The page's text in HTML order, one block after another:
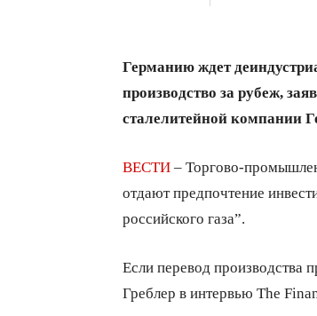
Германию ждет
производство за рубеж,
сталелитейной компании
ВЕСТИ – Торгово-
отдают предпочтение
российского газа”.
Если перевод производства
Греблер в интервью The